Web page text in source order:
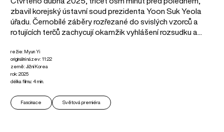
zbavil korejský ústavní soud prezidenta Yoon Suk Yeola
úřadu. Černobílé záběry rozřezané do svislých vzorců a
rotujících terčů zachycují okamžik vyhlášení rozsudku a...
režie: Myun Yi
originální název: 11:22
země: Jižní Korea
rok: 2025
délka filmu: 4 min.
Fascinace Světová premiéra